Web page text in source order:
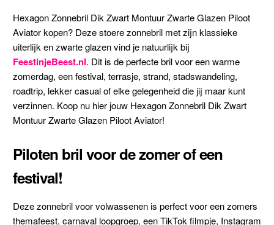
Hexagon Zonnebril Dik Zwart Montuur Zwarte Glazen Piloot
Aviator kopen? Deze stoere zonnebril met zijn klassieke
uiterlijk en zwarte glazen vind je natuurlijk bij
FeestinjeBeest.nl. Dit is de perfecte bril voor een warme
zomerdag, een festival, terrasje, strand, stadswandeling,
roadtrip, lekker casual of elke gelegenheid die jij maar kunt
verzinnen. Koop nu hier jouw Hexagon Zonnebril Dik Zwart
Montuur Zwarte Glazen Piloot Aviator!
Piloten bril voor de zomer of een
festival!
Deze zonnebril voor volwassenen is perfect voor een zomers
themafeest, carnaval loopgroep, een TikTok filmpje, Instagram